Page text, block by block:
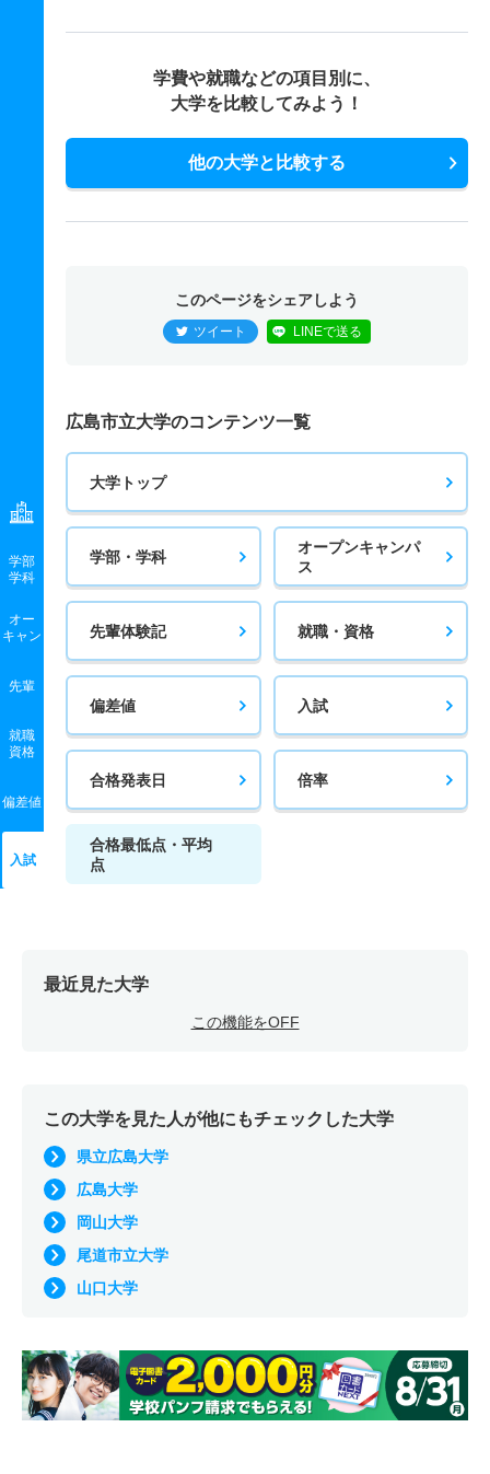
学部
学科
オー
キャン
先輩
就職
資格
偏差値
入試
学費や就職などの項目別に、
大学を比較してみよう！
他の大学と比較する
このページをシェアしよう
ツイート LINEで送る
広島市立大学のコンテンツ一覧
大学トップ
学部・学科
オープンキャンパ
ス
先輩体験記 就職・資格
偏差値 入試
合格発表日 倍率
合格最低点・平均
点
最近見た大学
この機能をOFF
この大学を見た人が他にもチェックした大学
県立広島大学
広島大学
岡山大学
尾道市立大学
山口大学